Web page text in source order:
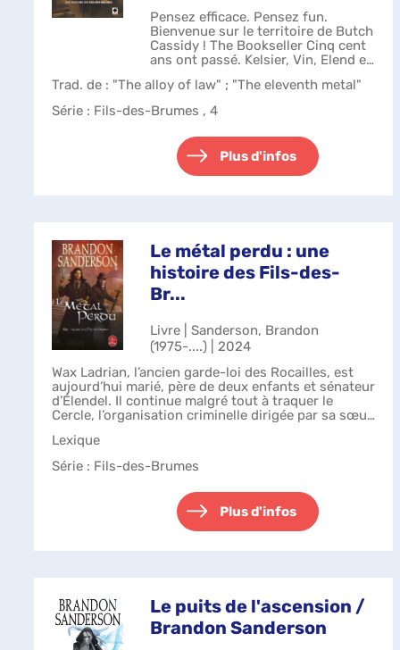
Pensez efficace. Pensez fun.
Bienvenue sur le territoire de Butch
Cassidy ! The Bookseller Cinq cent
ans ont passé. Kelsier, Vin, Elend et
l'Histoire ? ou de la religion. Les
chemins de fer côto...
Trad. de : "The alloy of law" ; "The eleventh metal"
Série : Fils-des-Brumes , 4
Plus d'infos
Le métal perdu : une
histoire des Fils-des-
Br...
Livre | Sanderson, Brandon
(1975-....) | 2024
Wax Ladrian, l’ancien garde-loi des Rocailles, est
aujourd’hui marié, père de deux enfants et sénateur
d’Élendel. Il continue malgré tout à traquer le
Cercle, l’organisation criminelle dirigée par sa sœur
Lexique
Série : Fils-des-Brumes
Plus d'infos
Le puits de l'ascension /
Brandon Sanderson